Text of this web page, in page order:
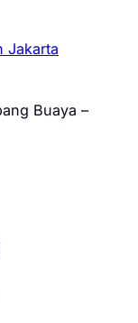
Jakarta
Buaya –